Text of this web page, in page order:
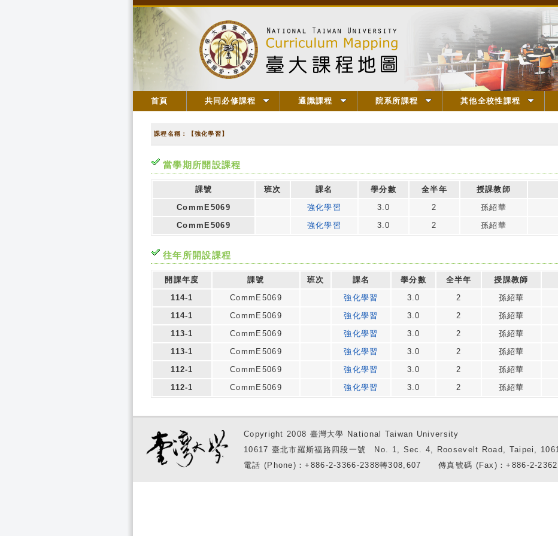
首頁 共同必修課程 通識課程 院系所課程 其他全校性課程
課程名稱：【強化學習】
當學期所開設課程
課號 班次 課名 學分數 全半年 授課教師
CommE5069
強化學習 3.0 2 孫紹華
CommE5069
強化學習 3.0 2 孫紹華
往年所開設課程
開課年度 課號 班次 課名 學分數 全半年 授課教師
114-1
CommE5069 強化學習 3.0 2 孫紹華
114-1
CommE5069 強化學習 3.0 2 孫紹華
113-1
CommE5069 強化學習 3.0 2 孫紹華
113-1
CommE5069 強化學習 3.0 2 孫紹華
112-1
CommE5069 強化學習 3.0 2 孫紹華
112-1
CommE5069 強化學習 3.0 2 孫紹華
Copyright 2008 臺灣大學 National Taiwan University
10617 臺北市羅斯福路四段一號 No. 1, Sec. 4, Roosevelt Road, Taipei,
電話 (Phone)：+886-2-3366-2388轉308,607 傳真號碼 (Fax)：+886-2-